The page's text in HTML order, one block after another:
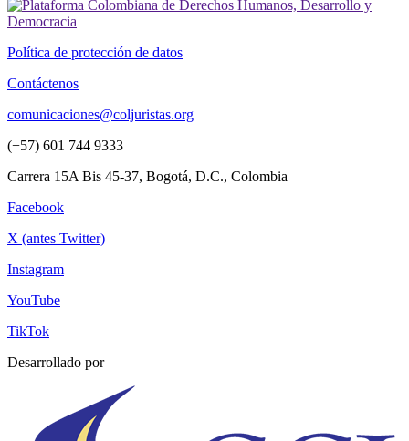
Política de protección de datos
Contáctenos
comunicaciones@coljuristas.org
(+57) 601 744 9333
Carrera 15A Bis 45-37, Bogotá, D.C., Colombia
Facebook
X (antes Twitter)
Instagram
YouTube
TikTok
Desarrollado por